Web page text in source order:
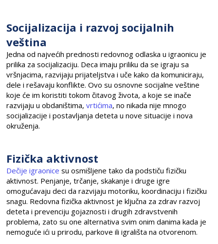
Socijalizacija i razvoj socijalnih
veština
Jedna od najvećih prednosti redovnog odlaska u igraonicu je
prilika za socijalizaciju. Deca imaju priliku da se igraju sa
vršnjacima, razvijaju prijateljstva i uče kako da komuniciraju,
dele i rešavaju konflikte. Ovo su osnovne socijalne veštine
koje će im koristiti tokom čitavog života, a koje se inače
razvijaju u obdaništima,vrtićima, no nikada nije mnogo
socijalizacije i postavljanja deteta u nove situacije i nova
okruženja.
Fizička aktivnost
Dečije igraonice su osmišljene tako da podstiču fizičku
aktivnost. Penjanje, trčanje, skakanje i druge igre
omogućavaju deci da razvijaju motoriku, koordinaciju i fizičku
snagu. Redovna fizička aktivnost je ključna za zdrav razvoj
deteta i prevenciju gojaznosti i drugih zdravstvenih
problema, zato su one alternativa svim onim danima kada je
nemoguće ići u prirodu, parkove ili igrališta na otvorenom.